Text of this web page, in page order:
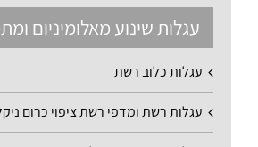
עגלות שינוע מאלומיניום
עגלות כלוב רשת
עגלות רשת ומדפי רשת ציפוי כרום